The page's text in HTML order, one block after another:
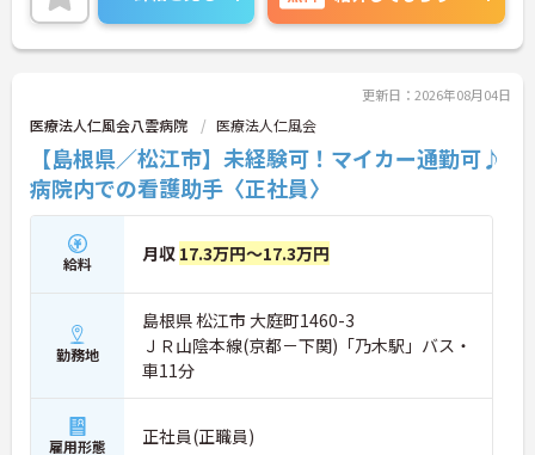
ください。
更新日：2026年08月04日
医療法人仁風会八雲病院 医療法人仁風会
【島根県／松江市】未経験可！マイカー通勤可♪
病院内での看護助手〈正社員〉
給料 月収 17.3万円～17.3万円
勤務地
島根県 松江市 大庭町1460-3
ＪＲ山陰本線(京都－下関)「乃木駅」バス・
車11分
雇用形態 正社員(正職員)